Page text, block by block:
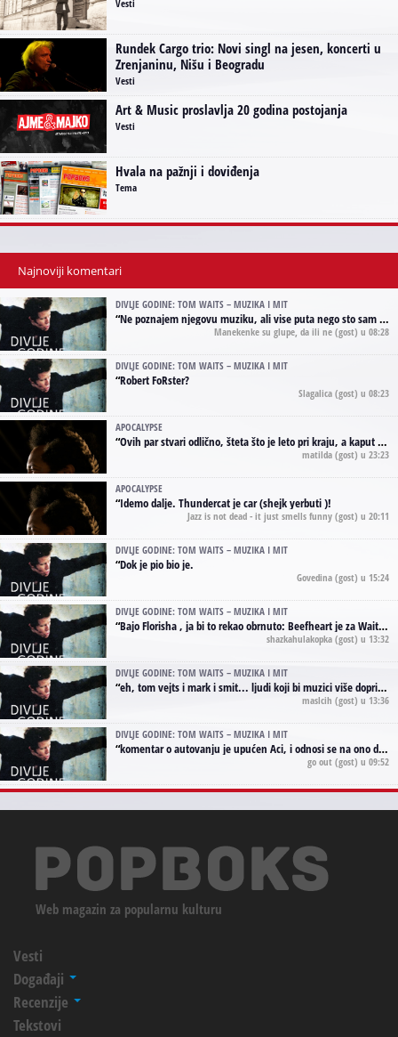
Vesti
Rundek Cargo trio: Novi singl na jesen, koncerti u
Zrenjaninu, Nišu i Beogradu
Vesti
Art & Music proslavlja 20 godina postojanja
Vesti
Hvala na pažnji i doviđenja
Tema
Najnoviji komentari
DIVLJE GODINE: TOM WAITS – MUZIKA I MIT
“Ne poznajem njegovu muziku, ali vise puta nego sto sam to zazeleo gledao sam njegove umjetnicke slike na raznim stranama interneta. Te stoga zakljucujem da je Tom Waits Lady Gaga muzike namrstenih, ma
Manekenke su glupe, da ili ne (gost) u 08:28
DIVLJE GODINE: TOM WAITS – MUZIKA I MIT
“Robert FoRster?
Slagalica (gost) u 08:23
APOCALYPSE
“Ovih par stvari odlično, šteta što je leto pri kraju, a kaput koji te vervoatno podseća na pirotski ćilim je iz tradicije Navaho indijanaca ;)
matilda (gost) u 23:23
APOCALYPSE
“Idemo dalje. Thundercat je car (shejk yerbuti )!
Jazz is not dead - it just smells funny (gost) u 20:11
DIVLJE GODINE: TOM WAITS – MUZIKA I MIT
“Dok je pio bio je.
Govedina (gost) u 15:24
DIVLJE GODINE: TOM WAITS – MUZIKA I MIT
“Bajo Florisha , ja bi to rekao obrnuto: Beefheart je za Waitsa, isto sto i Hendrix za Lenny Kravitza
shazkahulakopka (gost) u 13:32
DIVLJE GODINE: TOM WAITS – MUZIKA I MIT
“eh, tom vejts i mark i smit... ljudi koji bi muzici više doprineli da su radili kao vozači tramvaja u gsp-u.
maslcih (gost) u 13:36
DIVLJE GODINE: TOM WAITS – MUZIKA I MIT
“komentar o autovanju je upućen Aci, i odnosi se na ono drugo autovanje...'senzualnost Waitsa' ;)
go out (gost) u 09:52
Web magazin za popularnu kulturu
Vesti
Događaji
Recenzije
Tekstovi